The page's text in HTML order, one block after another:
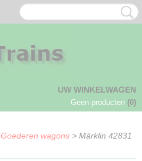
UW WINKELWAGEN
Geen producten (0)
Goederen wagons > Märklin 42831